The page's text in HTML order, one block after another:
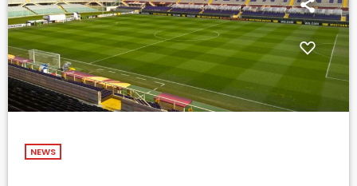
NEWS